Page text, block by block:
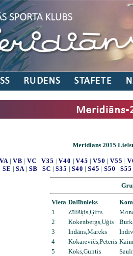
RUDENS STAFETE
Meridians 2015
VA | VB | VC | V35 | V40 | V45 | V50 | V55 |
SE | SA | SB | SC | S35 | S40 | S45 | S50 | S55
Vieta Dalībnieks
1
Zīlišķis,Ģirts
2
Kokenbergs,Uģis
3
Indāns,Mareks
4
Kokarēvičs,Pēteris
5
Koks,Guntis